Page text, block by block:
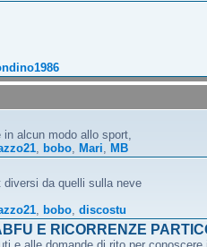
alcun modo allo sport,
bobo Mari MB
da quelli sulla neve
bobo discostu
E RICORRENZE
e alle domande di rito per